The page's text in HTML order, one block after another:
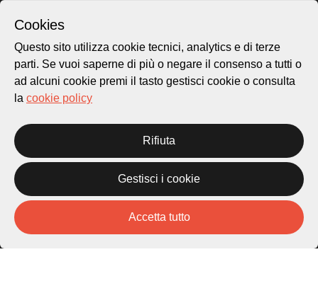
patrimonio@lugano.ch
t. +41 58 866 68 50
Sito istituzionale:
Privacy Policy
Credits
Homepage
Temi
Storie
Cookies
Questo sito utilizza cookie tecnici, analytics e di terze
parti. Se vuoi saperne di più o negare il consenso a tutti o
ad alcuni cookie premi il tasto gestisci cookie o consulta
la cookie policy
Rifiuta
Gestisci i cookie
Accetta tutto